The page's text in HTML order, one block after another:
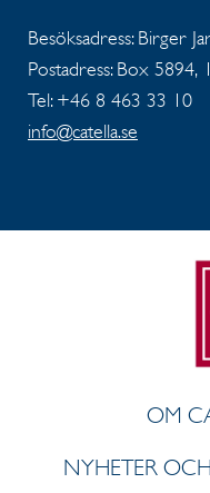
Besöksadress: Birger
Postadress: Box 5894,
Tel: +46 8 463 33 10
info@catella.se
OM
NYHETER